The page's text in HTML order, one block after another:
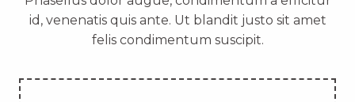
id, venenatis quis ante. Ut blandit justo sit amet
felis condimentum suscipit.